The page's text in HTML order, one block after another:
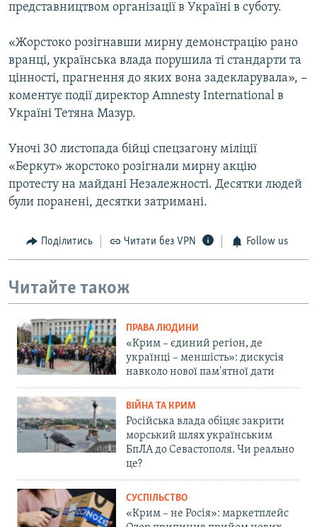
представництвом організації в Україні в суботу.
«Жорстоко розігнавши мирну демонстрацію рано
вранці, українська влада порушила ті стандарти та
цінності, прагнення до яких вона задекларувала», −
коментує події директор Amnesty International в
Україні Тетяна Мазур.
Уночі 30 листопада бійці спецзагону міліції
«Беркут» жорстоко розігнали мирну акцію
протесту на майдані Незалежності. Десятки людей
були поранені, десятки затримані.
Поділитись Читати без VPN Follow us
Читайте також
ПРАВА ЛЮДИНИ
«Крим – єдиний регіон, де
українці – меншість»: дискусія
навколо нової пам'ятної дати
ВІЙНА ТА КРИМ
Російська влада обіцяє закрити
морський шлях українським
БпЛА до Севастополя. Чи реально
це?
СУСПІЛЬСТВО
«Крим – не Росія»: маркетплейс